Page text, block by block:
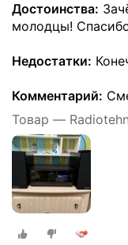
Достоинства:
молодцы!
Недостатки:
Комментарий:
Товар —